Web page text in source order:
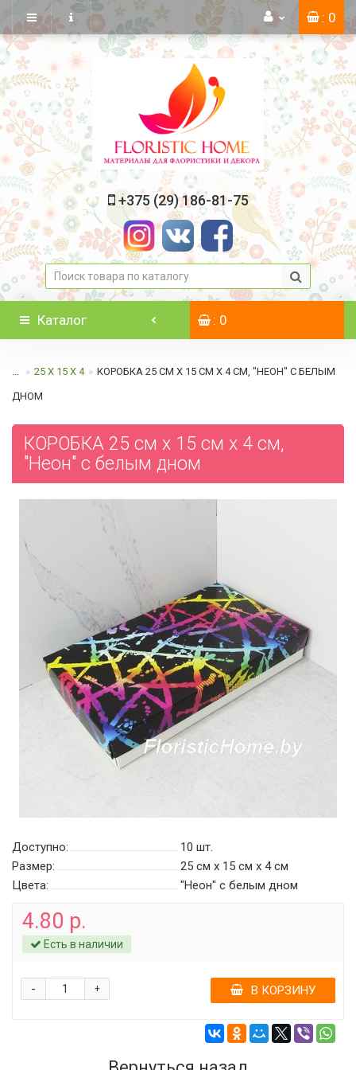
: 0
+375 (29) 186-81-75
Каталог : 0
... 25 Х 15 Х 4 КОРОБКА 25 СМ Х 15 СМ Х 4 СМ, "НЕОН" C БЕЛЫМ
ДНОМ
КОРОБКА 25 см х 15 см х 4 см,
"Неон" c белым дном
Доступно: 10 шт.
Размер:
25 см х 15 см х 4 см
Цвета:
"Неон" c белым дном
4.80 р.
Есть в наличии
+
- В КОРЗИНУ